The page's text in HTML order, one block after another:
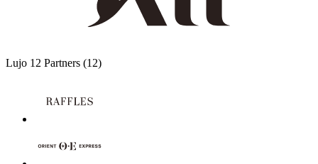
Lujo 12 Partners (12)